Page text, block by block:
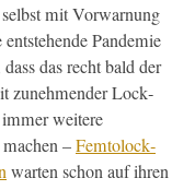
mit Vor­war­nung
Pan­demie
das recht bald der
zunehmender Lock­
weit­ere
–Fem­tolock­
warten schon auf ihren